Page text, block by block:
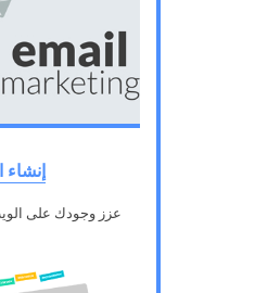
إنشاء
عزز وجودك على